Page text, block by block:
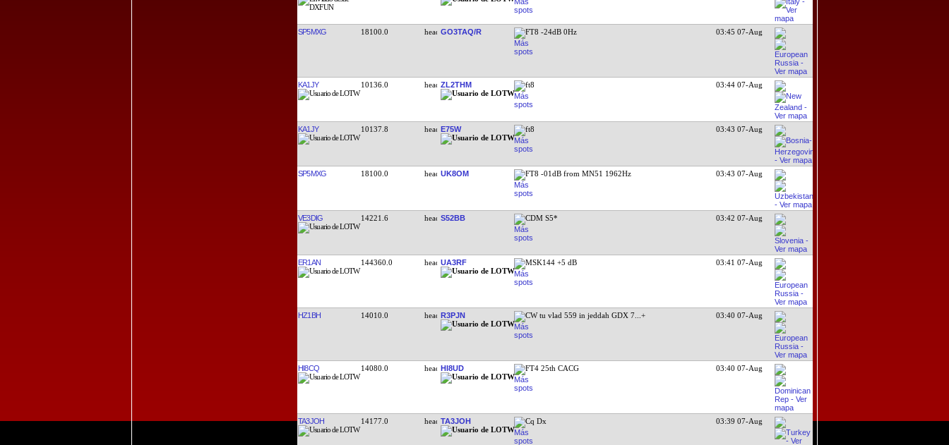
SP5MXG 18100.0 GO3TAQ/R FT8 -24dB 0Hz 03:45 07-Aug
KA1JY 10136.0 ZL2THM ft8 03:44 07-Aug
KA1JY 10137.8 E75W ft8 03:43 07-Aug
SP5MXG 18100.0 UK8OM FT8 -01dB from MN51 1962Hz 03:43 07-Aug
VE3DIG 14221.6 S52BB CDM S5* 03:42 07-Aug
ER1AN 144360.0 UA3RF MSK144 +5 dB 03:41 07-Aug
HZ1BH 14010.0 R3PJN CW tu vlad 559 in jeddah GDX 7 ...+ 03:40 07-Aug
HI8CQ 14080.0 HI8UD FT4 25th CACG 03:40 07-Aug
TA3JOH 14177.0 TA3JOH Cq Dx 03:39 07-Aug